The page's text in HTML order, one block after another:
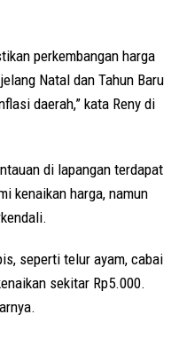
perkembangan harga
Natal dan Tahun Baru
daerah,” kata Reny di
di lapangan terdapat
kenaikan harga, namun
seperti telur ayam, cabai
sekitar Rp5.000.